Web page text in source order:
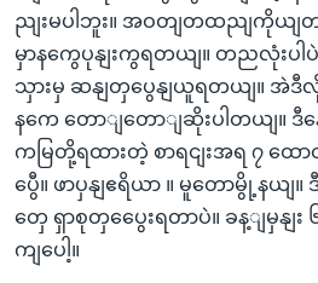
ညျးမပါဘူး။ အဝတျတထညျကိုယျ
မှာနကွေပုနျးကွရတယျ။ တညလုံးပ
သှားမှ ဆနျတှပွေနျယူရတယျ။ အဲဒီ
နကေ တောျတောျဆိုးပါတယျ။ ဒီ
ကမြတို့ရထားတဲ့ စာရငျးအရ ၇ ထော
ပွေီ။ ဖာပှနျဧရိယာ ။ မူတောမွို့နယျ။
တှေ ရှာစုတှပွေေးရတာပဲ။ ခန့ျမှနျး
ကျပေါ့။